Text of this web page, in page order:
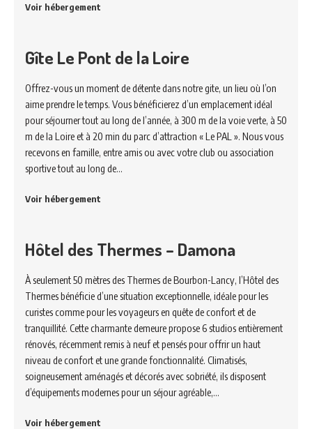
Voir hébergement
Gîte Le Pont de la Loire
Offrez-vous un moment de détente dans notre gite, un lieu où l’on
aime prendre le temps. Vous bénéficierez d’un emplacement idéal
pour séjourner tout au long de l’année, à 300 m de la voie verte, à 50
m de la Loire et à 20 min du parc d’attraction « Le PAL ». Nous vous
recevons en famille, entre amis ou avec votre club ou association
sportive tout au long de…
Voir hébergement
Hôtel des Thermes – Damona
À seulement 50 mètres des Thermes de Bourbon-Lancy, l’Hôtel des
Thermes bénéficie d’une situation exceptionnelle, idéale pour les
curistes comme pour les voyageurs en quête de confort et de
tranquillité. Cette charmante demeure propose 6 studios entièrement
rénovés, récemment remis à neuf et pensés pour offrir un haut
niveau de confort et une grande fonctionnalité. Climatisés,
soigneusement aménagés et décorés avec sobriété, ils disposent
d’équipements modernes pour un séjour agréable,…
Voir hébergement